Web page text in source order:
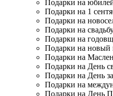
Подарки на
Подарки на 1
Подарки на
Подарки на
Подарки на
Подарки на новый
Подарки на
Подарки на День
Подарки на День
Подарки на
Подарки на День